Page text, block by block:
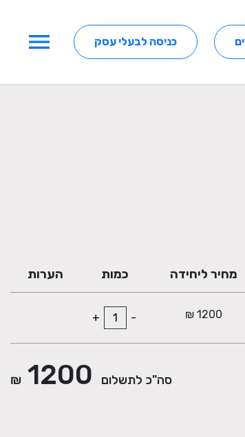
כניסה לבעלי עסק menu
מחיר ליחידה כמות הערות
1200 ₪
-
+
סה"כ לתשלום 1200
₪